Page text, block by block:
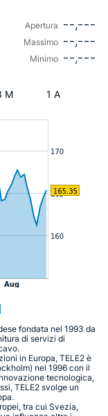
Apertura --,---
Massimo --,---
Minimo --,---
M 1 A
fondata nel 1993 da
di servizi di
in Europa, TELE2 è
nel 1996 con il
tecnologica,
TELE2 svolge un
tra cui Svezia,